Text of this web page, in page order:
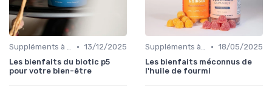
Suppléments à base de plantes • 13/12/2025
Les bienfaits du biotic p5
pour votre bien-être
Suppléments à base de plantes • 18/05/2025
Les bienfaits méconnus de
l'huile de fourmi